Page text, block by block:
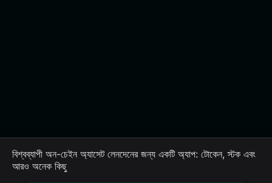
বিশ্বব্যাপী অন-চেইন অ্যাসেট লেনদেনের জন্য একটি অ্যাপ: টোকেন, স্টক এবং
আরও অনেক কিছু